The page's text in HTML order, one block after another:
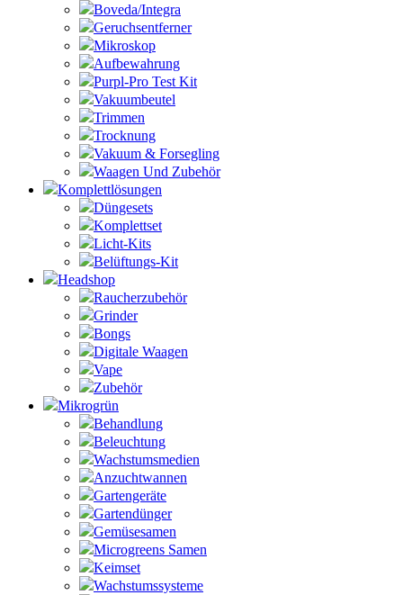
Boveda/Integra
Geruchsentferner
Mikroskop
Aufbewahrung
Purpl-Pro Test Kit
Vakuumbeutel
Trimmen
Trocknung
Vakuum & Forsegling
Waagen Und Zubehör
Komplettlösungen
Düngesets
Komplettset
Licht-Kits
Belüftungs-Kit
Headshop
Raucherzubehör
Grinder
Bongs
Digitale Waagen
Vape
Zubehör
Mikrogrün
Behandlung
Beleuchtung
Wachstumsmedien
Anzuchtwannen
Gartengeräte
Gartendünger
Gemüsesamen
Microgreens Samen
Keimset
Wachstumssysteme